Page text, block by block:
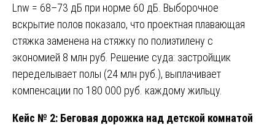
Lnw = 68–73 дБ при норме 60 дБ. Выборочное
вскрытие полов показало, что проектная плавающая
стяжка заменена на стяжку по полиэтилену с
экономией 8 млн руб. Решение суда: застройщик
переделывает полы (24 млн руб.), выплачивает
компенсации по 180 000 руб. каждому жильцу.
Кейс № 2: Беговая дорожка над детской комнатой